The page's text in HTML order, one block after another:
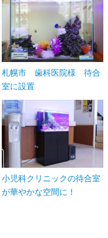
札幌市 歯科医院様 待合
室に設置
小児科クリニックの待合室
が華やかな空間に！